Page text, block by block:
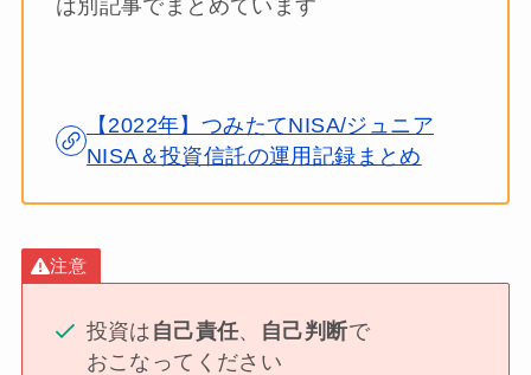
は別記事でまとめています
【2022年】つみたてNISA/ジュニア
NISA＆投資信託の運用記録まとめ
注意
投資は 自己責任、 自己判断で
おこなってください